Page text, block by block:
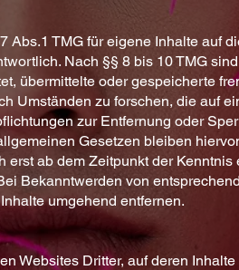
Abs.1 TMG für eigene Inhalte auf
Nach §§ 8 bis 10 TMG
übermittelte oder gespeicherte
Umständen zu forschen, die auf
zur Entfernung oder
Gesetzen bleiben
ab dem Zeitpunkt der Kenntnis
Bekanntwerden von
umgehend entfernen.
Websites Dritter, auf deren